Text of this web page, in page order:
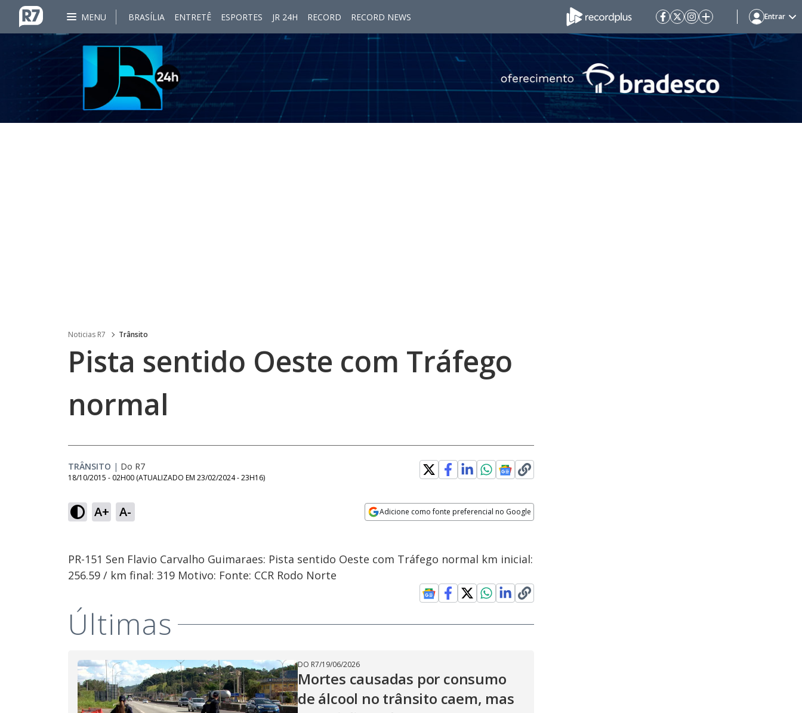
MENU BRASÍLIA ENTRETÊ ESPORTES JR 24H RECORD RECORD NEWS Entrar
Noticias R7 Trânsito
Pista sentido Oeste com Tráfego
normal
TRÂNSITO | Do R7
18/10/2015 - 02H00 (ATUALIZADO EM 23/02/2024 - 23H16)
A+ A- Adicione como fonte preferencial no Google
PR-151 Sen Flavio Carvalho Guimaraes: Pista sentido Oeste com Tráfego normal km inicial:
256.59 / km final: 319 Motivo: Fonte: CCR Rodo Norte
Últimas
DO R7/19/06/2026
Mortes causadas por consumo
de álcool no trânsito caem, mas